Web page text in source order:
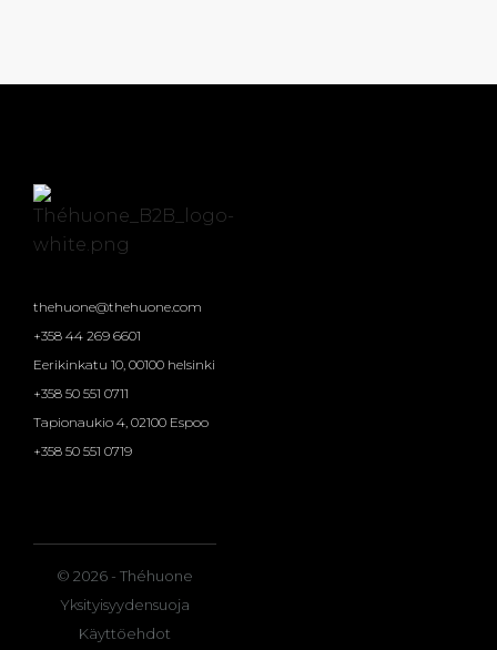
thehuone@thehuone.com
+358 44 269 6601
Eerikinkatu 10, 00100 helsinki
+358 50 551 0711
Tapionaukio 4, 02100 Espoo
+358 50 551 0719
© 2026 - Théhuone
Yksityisyydensuoja
Käyttöehdot